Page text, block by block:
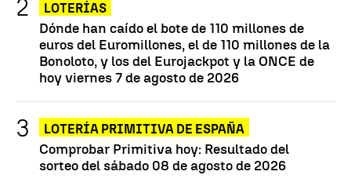
LOTERÍAS
Dónde han caído el bote de 110 millones de
euros del Euromillones, el de 110 millones de la
Bonoloto, y los del Eurojackpot y la ONCE de
hoy viernes 7 de agosto de 2026
LOTERÍA PRIMITIVA DE ESPAÑA
Comprobar Primitiva hoy: Resultado del
sorteo del sábado 08 de agosto de 2026